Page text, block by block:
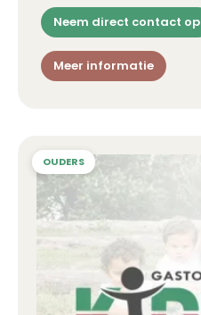
Neem direct contact op
Meer informatie